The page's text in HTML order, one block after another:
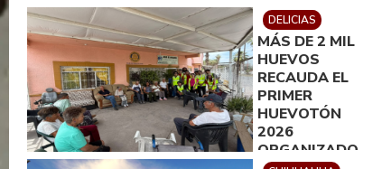
DELICIAS
MÁS DE 2 MIL
HUEVOS
RECAUDA EL
PRIMER
HUEVOTÓN
2026
ORGANIZADO